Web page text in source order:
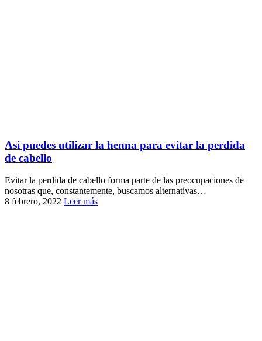
Así puedes utilizar la henna para evitar la perdida
de cabello
Evitar la perdida de cabello forma parte de las preocupaciones de
nosotras que, constantemente, buscamos alternativas…
8 febrero, 2022 Leer más